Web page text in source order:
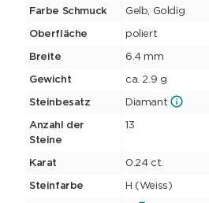
Farbe Schmuck Gelb, Goldig
Oberfläche poliert
Breite 6.4 mm
Gewicht ca. 2.9 g
Steinbesatz Diamant
Anzahl der
Steine
13
Karat 0.24 ct.
Steinfarbe H (Weiss)